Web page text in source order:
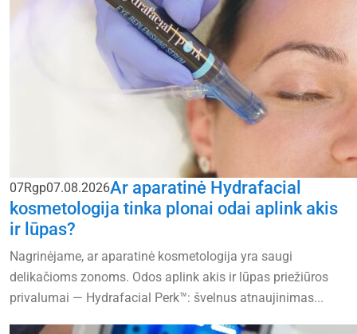
07Rgp07.08.2026Ar aparatinė Hydrafacial
kosmetologija tinka plonai odai aplink akis
ir lūpas?
Nagrinėjame, ar aparatinė kosmetologija yra saugi
delikačioms zonoms. Odos aplink akis ir lūpas priežiūros
privalumai — Hydrafacial Perk™: švelnus atnaujinimas...